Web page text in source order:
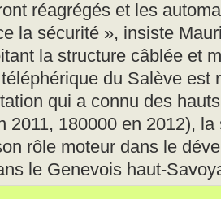
réagrégés et les
la sécurité », insiste
la structure câblée et
du Salève est
qui a connu des
2011, 180000 en 2012),
rôle moteur dans le
le Genevois haut-